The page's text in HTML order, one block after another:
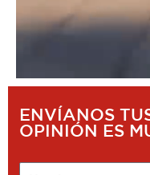
ENVÍANOS
OPINIÓN ES